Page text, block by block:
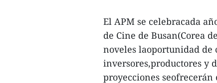
El APM se celebracada
de Cine de Busan(Corea
noveles laoportunidad de
inversores,productores y
proyecciones seofrecerán